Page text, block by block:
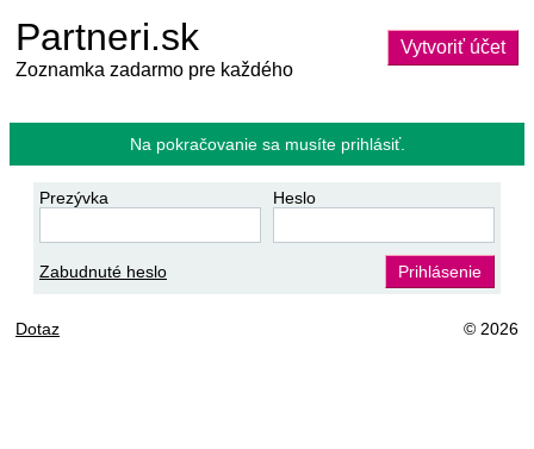
Partneri.sk
Zoznamka zadarmo pre každého
Vytvoriť účet
Na pokračovanie sa musíte prihlásiť.
Prezývka Heslo
Zabudnuté heslo Prihlásenie
Dotaz © 2026